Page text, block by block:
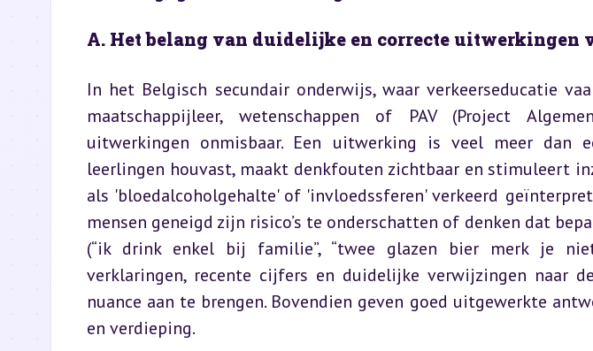
A. Het belang van duidelijke en correcte uitwerkingen
In het Belgisch secundair onderwijs, waar verkeerseducatie
maatschappijleer, wetenschappen of PAV (Project
uitwerkingen onmisbaar. Een uitwerking is veel meer dan
leerlingen houvast, maakt denkfouten zichtbaar en stimuleert
als 'bloedalcoholgehalte' of 'invloedssferen' verkeerd
mensen geneigd zijn risico’s te onderschatten of denken dat
(“ik drink enkel bij familie”, “twee glazen bier merk je
verklaringen, recente cijfers en duidelijke verwijzingen naar
nuance aan te brengen. Bovendien geven goed uitgewerkte
en verdieping.